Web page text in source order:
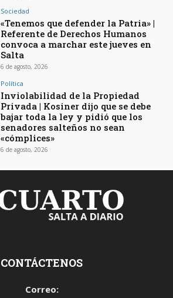
Sociedad
«Tenemos que defender la Patria» |
Referente de Derechos Humanos
convoca a marchar este jueves en
Salta
6 de agosto, 2026
Política
Inviolabilidad de la Propiedad
Privada | Kosiner dijo que se debe
bajar toda la ley y pidió que los
senadores salteños no sean
«cómplices»
6 de agosto, 2026
CONTÁCTENOS
Correo: